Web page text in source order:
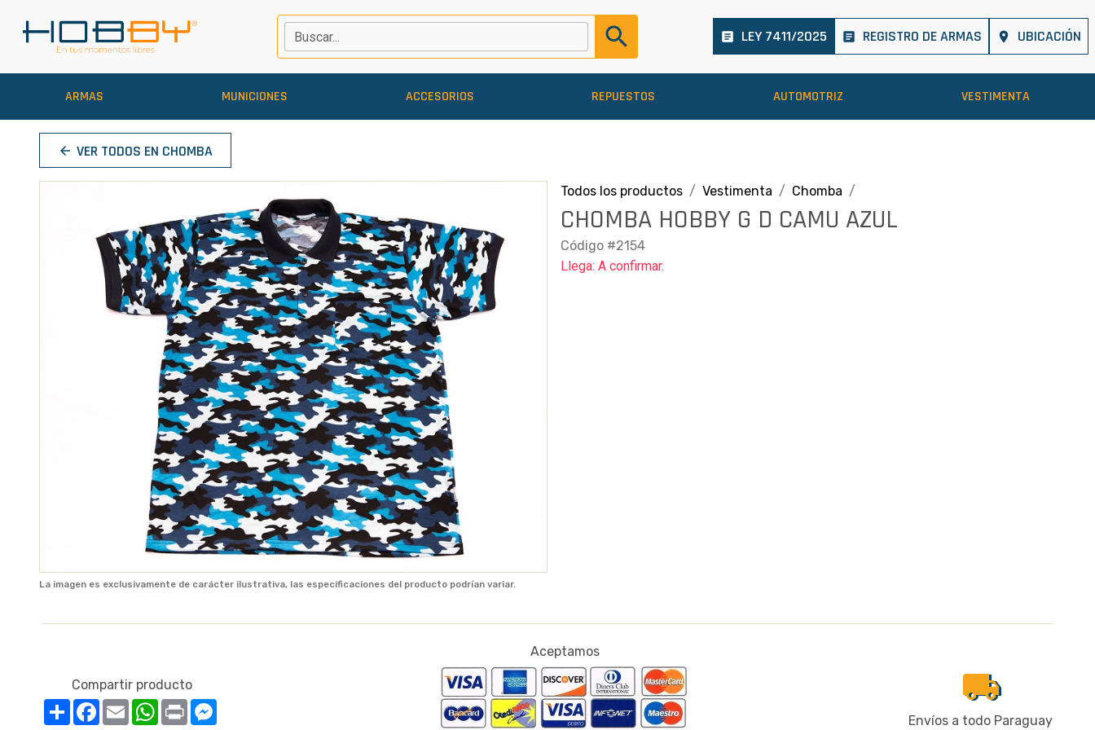
Buscar... search article LEY 7411/2025 article REGISTRO DE ARMAS place UBICACIÓN
ARMAS MUNICIONES ACCESORIOS REPUESTOS AUTOMOTRIZ VESTIMENTA
arrow_back VER TODOS EN CHOMBA
La imagen es exclusivamente de carácter ilustrativa, las especificaciones del producto podrían variar.
Todos los productos Vestimenta Chomba
CHOMBA HOBBY G D CAMU AZUL
Código #2154
Llega: A confirmar.
Compartir producto
CompartirFacebook
Email WhatsApp
Print
Aceptamos
local_shipping
Envíos a todo Paraguay